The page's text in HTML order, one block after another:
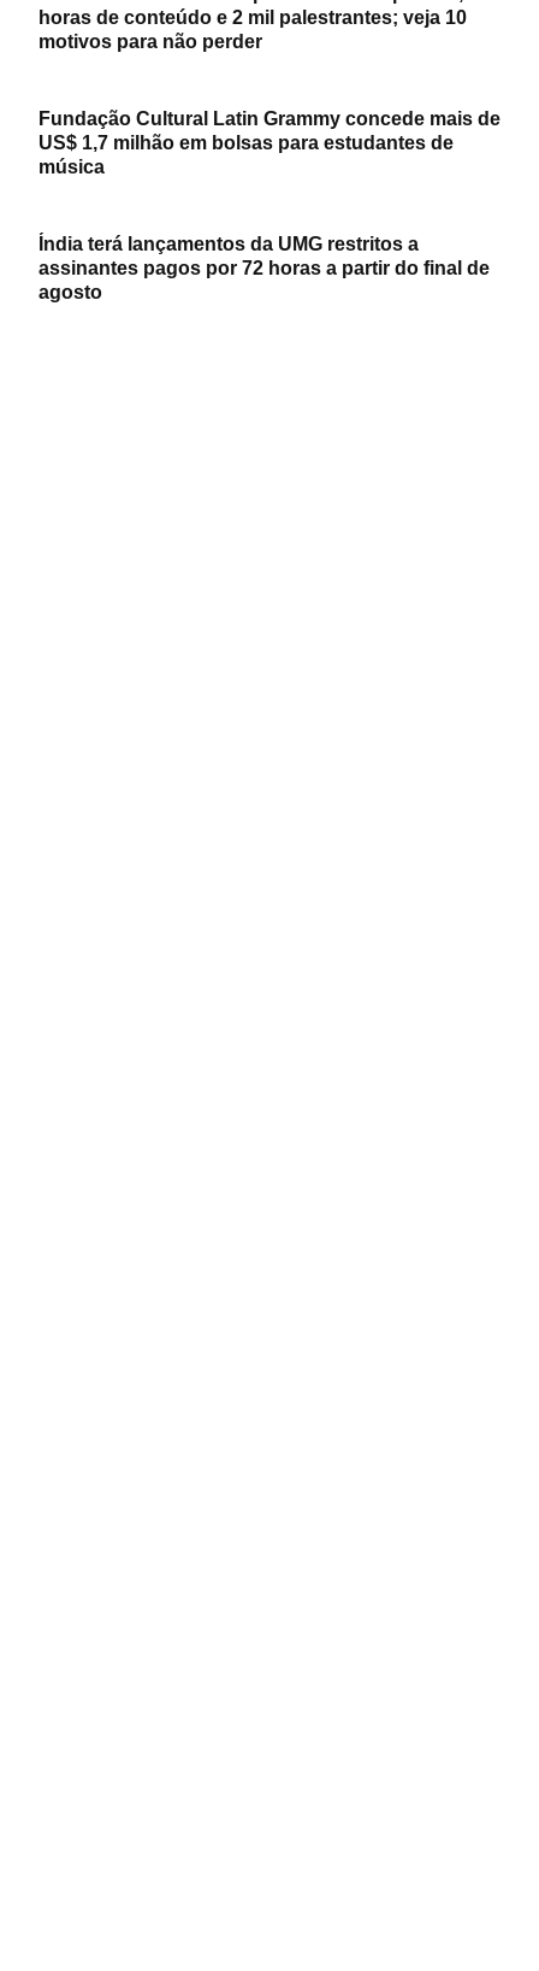
horas de conteúdo e 2 mil palestrantes; veja 10
motivos para não perder
Fundação Cultural Latin Grammy concede mais de
US$ 1,7 milhão em bolsas para estudantes de
música
Índia terá lançamentos da UMG restritos a
assinantes pagos por 72 horas a partir do final de
agosto